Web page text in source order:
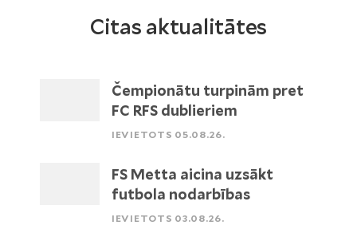
Citas aktualitātes
Čempionātu turpinām pret
FC RFS dublieriem
IEVIETOTS 05.08.26.
FS Metta aicina uzsākt
futbola nodarbības
IEVIETOTS 03.08.26.